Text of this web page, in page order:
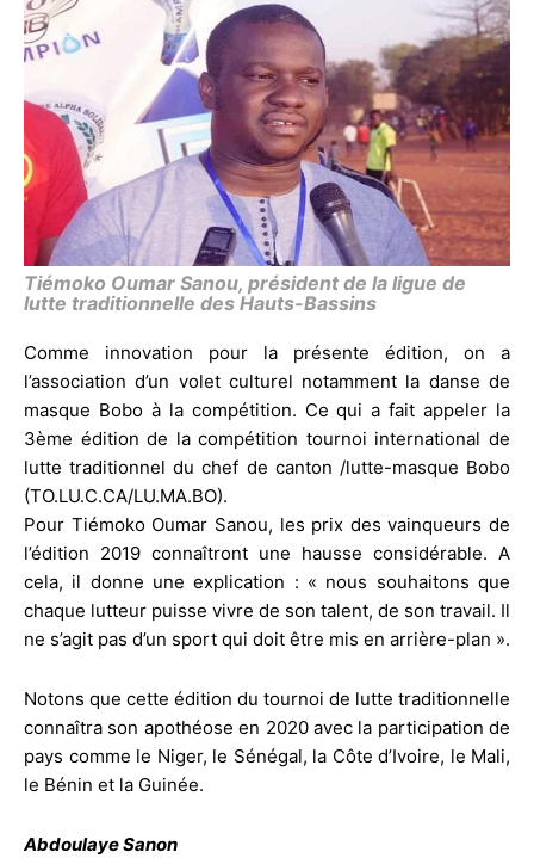
Tiémoko Oumar Sanou, président de la ligue de
lutte traditionnelle des Hauts-Bassins
Comme innovation pour la présente édition, on a
l’association d’un volet culturel notamment la danse de
masque Bobo à la compétition. Ce qui a fait appeler la
3ème édition de la compétition tournoi international de
lutte traditionnel du chef de canton /lutte-masque Bobo
(TO.LU.C.CA/LU.MA.BO).
Pour Tiémoko Oumar Sanou, les prix des vainqueurs de
l’édition 2019 connaîtront une hausse considérable. A
cela, il donne une explication : « nous souhaitons que
chaque lutteur puisse vivre de son talent, de son travail. Il
ne s’agit pas d’un sport qui doit être mis en arrière-plan ».
Notons que cette édition du tournoi de lutte traditionnelle
connaîtra son apothéose en 2020 avec la participation de
pays comme le Niger, le Sénégal, la Côte d’Ivoire, le Mali,
le Bénin et la Guinée.
Abdoulaye Sanon